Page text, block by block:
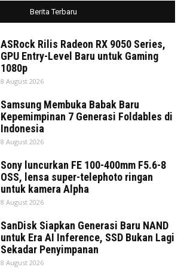
Berita Terbaru
ASRock Rilis Radeon RX 9050 Series,
GPU Entry-Level Baru untuk Gaming
1080p
8 August 2026
Samsung Membuka Babak Baru
Kepemimpinan 7 Generasi Foldables di
Indonesia
8 August 2026
Sony luncurkan FE 100-400mm F5.6-8
OSS, lensa super-telephoto ringan
untuk kamera Alpha
8 August 2026
SanDisk Siapkan Generasi Baru NAND
untuk Era AI Inference, SSD Bukan Lagi
Sekadar Penyimpanan
8 August 2026